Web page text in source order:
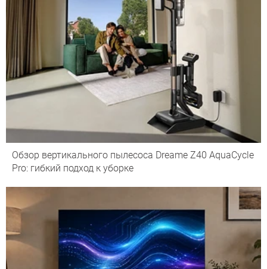
Обзор вертикального пылесоса Dreame Z40 AquaCycle
Pro: гибкий подход к уборке